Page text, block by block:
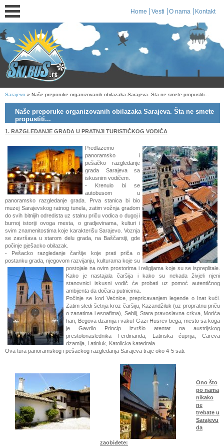
Home Vesti O nama Kontakt
Sarajevo » Naše preporuke organizovanih obilazaka Sarajeva. Šta ne smete propustiti...
Naše preporuke organizovanih obilazaka Sarajeva. Šta ne smete
propustiti...
1. RAZGLEDANJE GRADA U PRATNJI TURISTIČKOG VODIČA
Predlazemo
panoramsko i
pešačko razgledanje
grada Sarajeva sa
iskusnim vodičem.
- Krenulo bi se
autobusom u
panoramsko razgledanje grada. Prva stanica bi bio
muzej Sarajevskog ratnog tunela, zatim vožnja gradom
do svih bitnijih odredista uz stalnu priču vodica o dugoj i
burnoj istoriji ovoga mesta, o gradjevinama, kulturi i
svim znamenitostima koje karakterišu Sarajevo. Voznja
se završava u starom delu grada, na Baščarsiji, gde
počinje pješacko obilazak.
- Pešacko razgledanje čaršije koje prati priča o
postanku grada, njegovom razvijanju, kulturama koje su
postojale na ovim prostorima i religijama koje su se ispreplitale.
Kako je nastajala čaršija i kako su nekada živjeli njeni
stanovnici iskusni vodič će probati uz pomoć autentičnog
ambijenta da dočara putnicima.
Počinje se kod Većnice, prepricavanjem legende o Inat kući.
Zatim sledi šetnja kroz čaršiju, Kazandžiluk (uz propratnu priču
o zanatima i esnafima), Sebilj, Stara pravoslavna crkva, Morića
han, Begova dzamija i vakuf Gazi-Husrev bega, mesto sa koga
je Gavrilo Princip izvršio atentat na austrijskog
prestolonaslednika Ferdinanda, Latinska ćuprija, Careva
dzamija, Latinluk, Katolicka katedrala..
Ova tura panoramskog i pešackog razgledanja Sarajeva traje oko 4-5 sati.
Ono što
po nama
nikako
ne
trebate u
Sarajevu
da
zaobiđete: